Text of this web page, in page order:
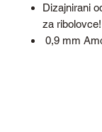
Dizajnirani
za ribolovce!
0,9 mm